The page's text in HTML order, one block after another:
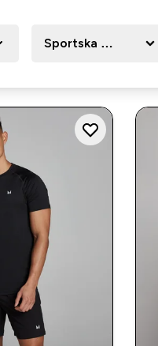
Sportska Odjeća